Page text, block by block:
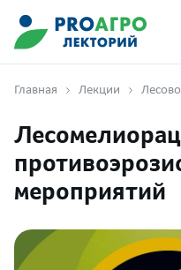
Главная Лекции
мероприятий